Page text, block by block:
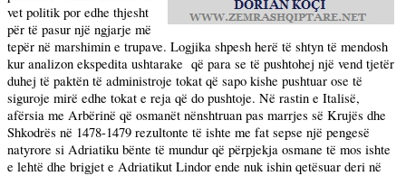
vet politik por edhe thjesht
për të pasur një ngjarje më
tepër në marshimin e trupave. Logjika shpesh herë të shtyn të mendosh
kur analizon ekspedita ushtarake që para se të pushtohej një vend tjetër
duhej të paktën të administroje tokat që sapo kishe pushtuar ose të
siguroje mirë edhe tokat e reja që do pushtoje. Në rastin e Italisë,
afërsia me Arbërinë që osmanët nënshtruan pas marrjes së Krujës dhe
Shkodrës në 1478-1479 rezultonte të ishte me fat sepse një pengesë
natyrore si Adriatiku bënte të mundur që përpjekja osmane të mos ishte
e lehtë dhe brigjet e Adriatikut Lindor ende nuk ishin qetësuar deri në